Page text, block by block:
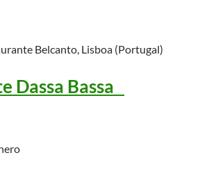
Belcanto, Lisboa (Portugal)
Dassa Bassa